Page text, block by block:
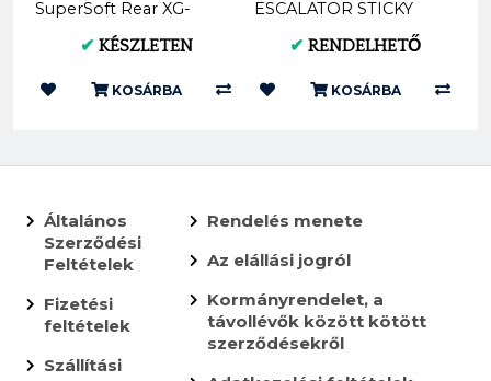
SuperSoft Rear XG-
✔ KÉSZLETEN
KOSÁRBA
ESCALATOR STICKY
✔ RENDELHETŐ
KOSÁRBA
Általános
Szerződési
Feltételek
Fizetési
feltételek
Szállítási
Rendelés menete
Az elállási jogról
Kormányrendelet, a
távollévők között kötött
szerződésekről